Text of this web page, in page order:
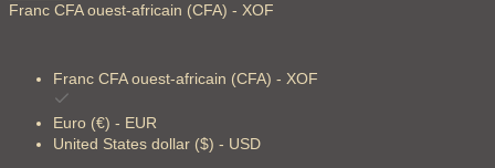
Franc CFA ouest-africain (CFA) - XOF
Franc CFA ouest-africain (CFA) - XOF
Euro (€) - EUR
United States dollar ($) - USD